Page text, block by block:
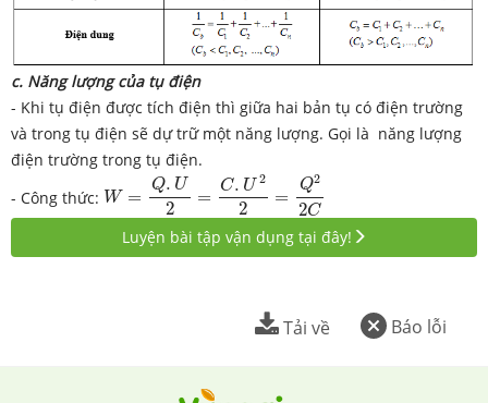
c. Năng lượng của tụ điện
- Khi tụ điện được tích điện thì giữa hai bản tụ có điện trường
và trong tụ điện sẽ dự trữ một năng lượng. Gọi là năng lượng
điện trường trong tụ điện.
- Công thức: W =
Q. U
2
=
C. U 2
2
=
Q2
2C
W=Q .U2=C. 22 =Q2
Luyện bài tập vận dụng tại đây!
Báo lỗi
Tải về